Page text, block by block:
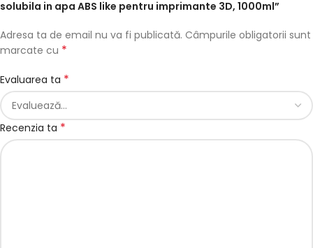
solubila in apa ABS like pentru imprimante 3D, 1000ml”
Adresa ta de email nu va fi publicată. Câmpurile obligatorii sunt
marcate cu *
Evaluarea ta *
Recenzia ta *